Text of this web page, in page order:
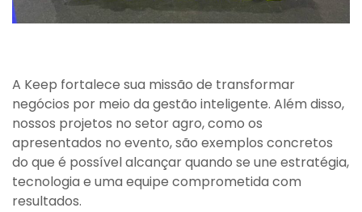
A Keep fortalece sua missão de transformar
negócios por meio da gestão inteligente. Além disso,
nossos projetos no setor agro, como os
apresentados no evento, são exemplos concretos
do que é possível alcançar quando se une estratégia,
tecnologia e uma equipe comprometida com
resultados.